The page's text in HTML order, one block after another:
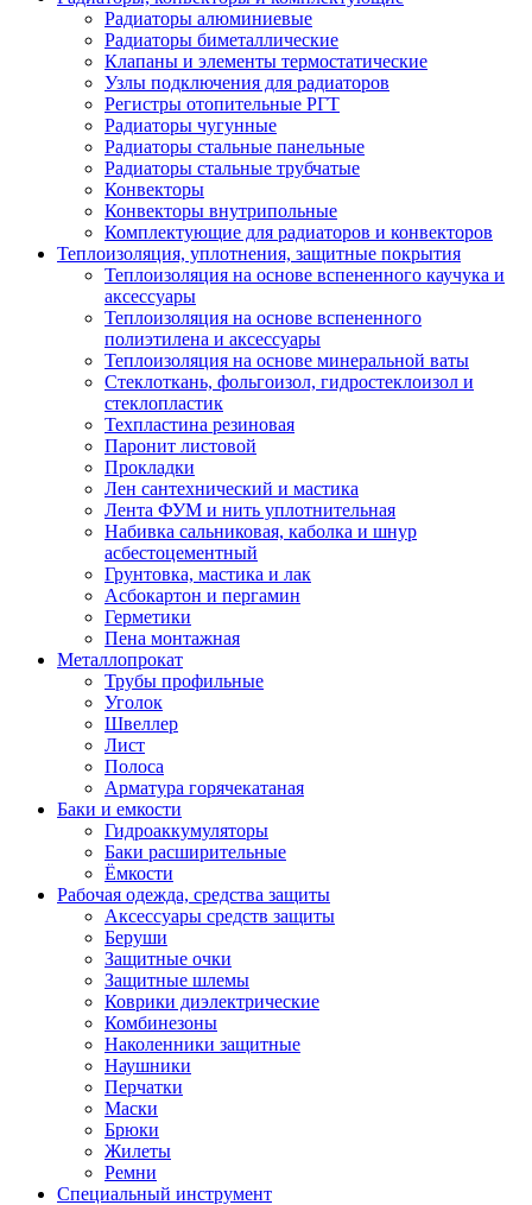
Радиаторы алюминиевые
Радиаторы биметаллические
Клапаны и элементы термостатические
Узлы подключения для радиаторов
Регистры отопительные РГТ
Радиаторы чугунные
Радиаторы стальные панельные
Радиаторы стальные трубчатые
Конвекторы
Конвекторы внутрипольные
Комплектующие для радиаторов и конвекторов
Теплоизоляция, уплотнения, защитные покрытия
Теплоизоляция на основе вспененного каучука и
аксессуары
Теплоизоляция на основе вспененного
полиэтилена и аксессуары
Теплоизоляция на основе минеральной ваты
Стеклоткань, фольгоизол, гидростеклоизол и
стеклопластик
Техпластина резиновая
Паронит листовой
Прокладки
Лен сантехнический и мастика
Лента ФУМ и нить уплотнительная
Набивка сальниковая, каболка и шнур
асбестоцементный
Грунтовка, мастика и лак
Асбокартон и пергамин
Герметики
Пена монтажная
Металлопрокат
Трубы профильные
Уголок
Швеллер
Лист
Полоса
Арматура горячекатаная
Баки и емкости
Гидроаккумуляторы
Баки расширительные
Ёмкости
Рабочая одежда, средства защиты
Аксессуары средств защиты
Беруши
Защитные очки
Защитные шлемы
Коврики диэлектрические
Комбинезоны
Наколенники защитные
Наушники
Перчатки
Маски
Брюки
Жилеты
Ремни
Специальный инструмент